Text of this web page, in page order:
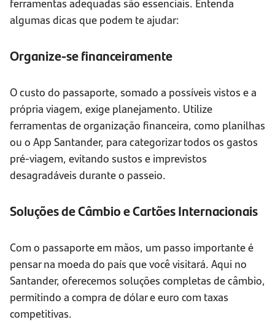
algumas dicas que podem te ajudar:
Organize-se financeiramente
O custo do passaporte, somado a possíveis vistos e a
própria viagem, exige planejamento. Utilize
ferramentas de organização financeira, como planilhas
ou o App Santander, para categorizar todos os gastos
pré-viagem, evitando sustos e imprevistos
desagradáveis durante o passeio.
Soluções de Câmbio e Cartões Internacionais
Com o passaporte em mãos, um passo importante é
pensar na moeda do país que você visitará. Aqui no
Santander, oferecemos soluções completas de câmbio,
permitindo a compra de dólar e euro com taxas
competitivas.